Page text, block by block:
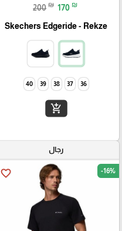
200 ₪ 170 ₪
Skechers Edgeride - Rekze‏
36
37
38
39
40
add_shopping_cart
رجال
favorite_border -16%